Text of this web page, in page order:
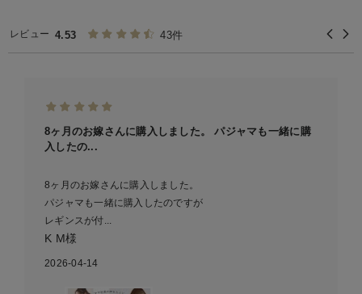
レビュー 4.53 43件
8ヶ月のお嫁さんに購入しました。 パジャマも一緒に購
入したの...
8ヶ月のお嫁さんに購入しました。
パジャマも一緒に購入したのですが
レギンスが付...
K M様
2026-04-14